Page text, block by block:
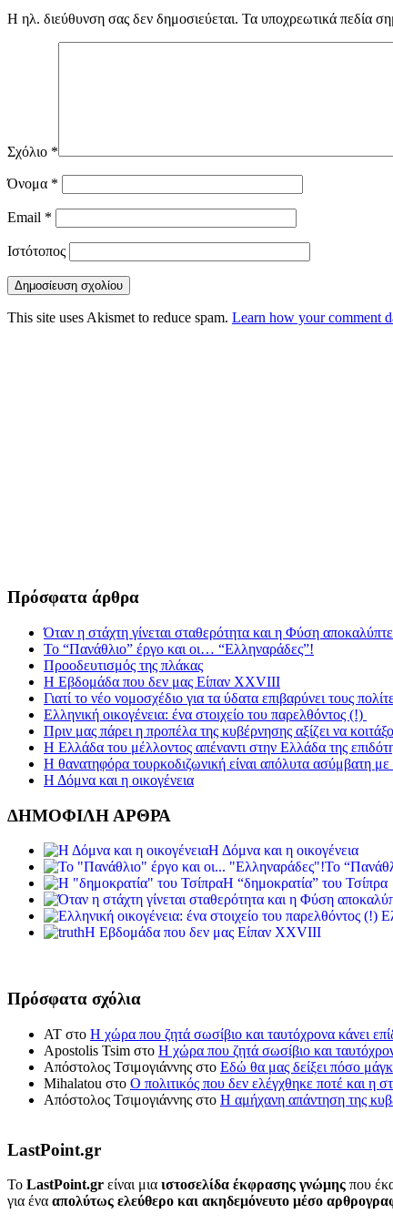
Η ηλ. διεύθυνση σας δεν δημοσιεύεται. Τα υποχρεωτικά πεδία
Σχόλιο *
Όνομα *
Email *
Ιστότοπος
This site uses Akismet to reduce spam. Learn how your comment
Πρόσφατα άρθρα
Όταν η στάχτη γίνεται σταθερότητα και η Φύση
Το “Πανάθλιο” έργο και οι… “Ελληναράδες”!
Προοδευτισμός της πλάκας
Η Εβδομάδα που δεν μας Είπαν XXVIII
Γιατί το νέο νομοσχέδιο για τα ύδατα επιβαρύνει τους
Ελληνική οικογένεια: ένα στοιχείο του παρελθόντος (!)
Πριν μας πάρει η προπέλα της κυβέρνησης αξίζει να
Η Ελλάδα του μέλλοντος απέναντι στην Ελλάδα της
Η θανατηφόρα τουρκοδιζωνική είναι απόλυτα ασύμβατη με
Η Δόμνα και η οικογένεια
ΔΗΜΟΦΙΛΗ ΑΡΘΡΑ
Η Δόμνα και η οικογένεια
Το
Η “δημοκρατία” του Τσίπρα
Η Εβδομάδα που δεν μας Είπαν XXVIII
Πρόσφατα σχόλια
ΑΤ στο Η χώρα που ζητά σωσίβιο και ταυτόχρονα κάνει
Apostolis Tsim στο Η χώρα που ζητά σωσίβιο και
Απόστολος Τσιμογιάννης στο Εδώ θα μας δείξει πόσο
Mihalatou στο Ο πολιτικός που δεν ελέγχθηκε ποτέ και η
Απόστολος Τσιμογιάννης στο Η αμήχανη απάντηση της
LastPoint.gr
To LastPoint.gr είναι μια ιστοσελίδα έκφρασης γνώμης που
για ένα απολύτως ελεύθερο και ακηδεμόνευτο μέσο